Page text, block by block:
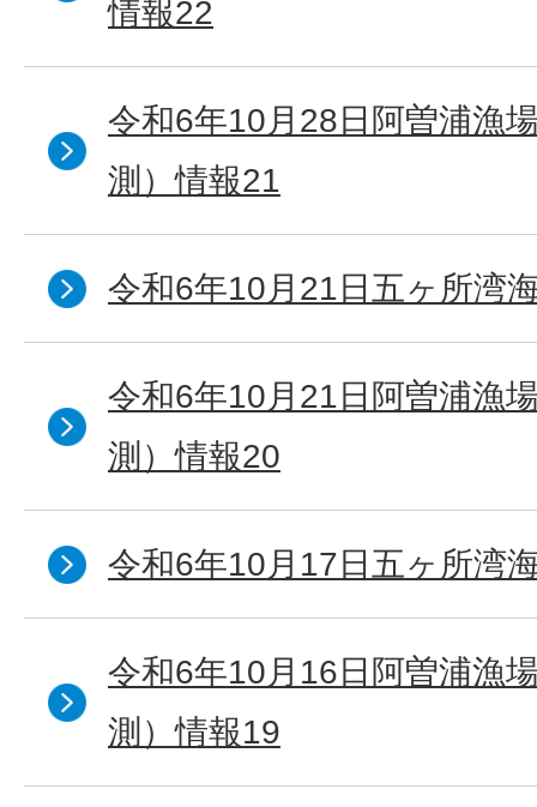
情報22
令和6年10月28日阿曽浦漁
測）情報21
令和6年10月21日五ヶ所湾
令和6年10月21日阿曽浦漁
測）情報20
令和6年10月17日五ヶ所湾
令和6年10月16日阿曽浦漁
測）情報19